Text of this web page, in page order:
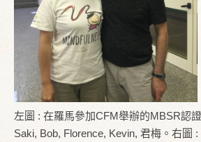
左圖 : 在羅馬參加CFM舉辦的MBSR認
Saki, Bob, Florence, Kevin, 君梅。 右圖 :